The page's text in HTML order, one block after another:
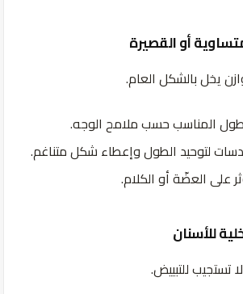
أو القصيرة
يخل بالشكل العام.
المناسب حسب ملامح الوجه.
لتوحيد الطول وإعطاء شكل متناغم.
على العضّة أو الكلام.
للأسنان
تستجيب للتبييض.